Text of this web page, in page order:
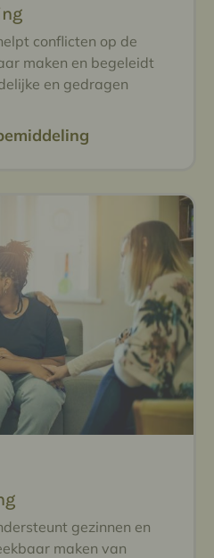
conflicten op de
maken en begeleidt
en gedragen
gezinnen en
maken van